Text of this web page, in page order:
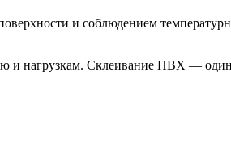
и соблюдением
и нагрузкам. Склеивание ПВХ —